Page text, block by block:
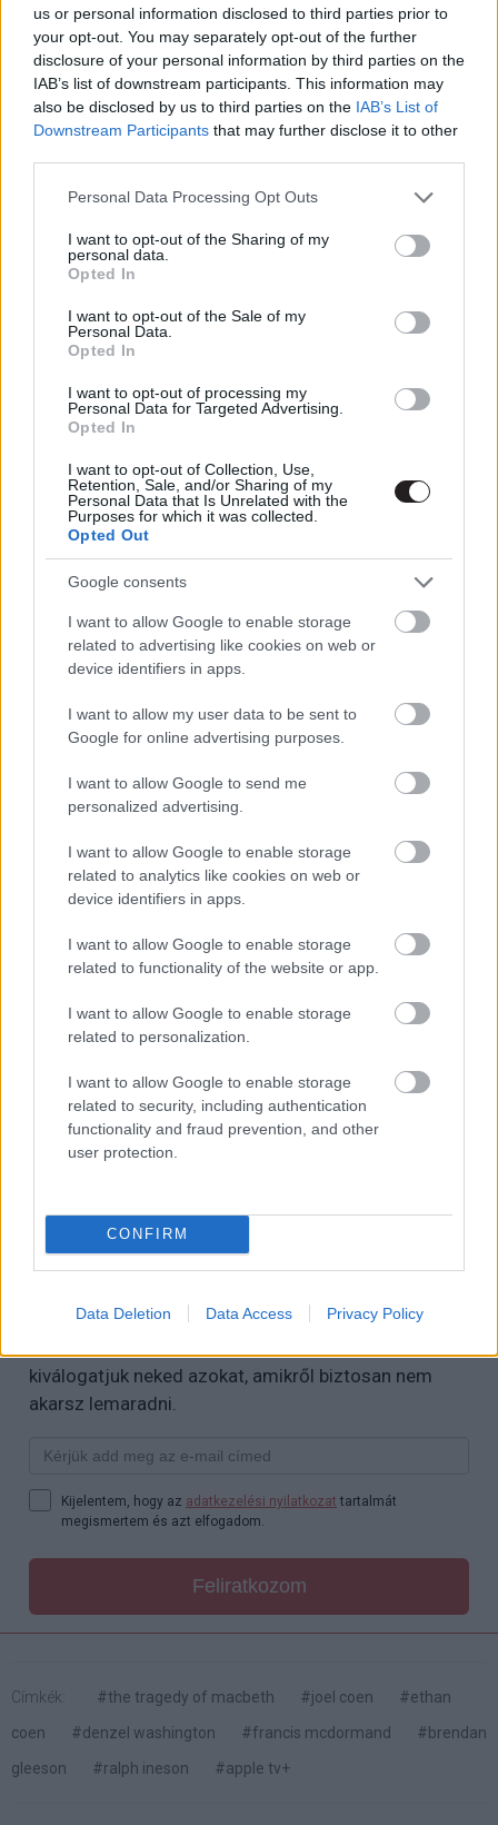
us or personal information disclosed to third parties prior to
your opt-out. You may separately opt-out of the further
disclosure of your personal information by third parties on the
IAB’s list of downstream participants. This information may
also be disclosed by us to third parties on the IAB’s List of
Downstream Participants that may further disclose it to other
Please note that this website/app uses one or more Google
not limited to your visit or usage behaviour. You may click to
grant or deny consent to Google and its third-party tags to
use your data for below specified purposes in below Google
consent section.
Personal Data Processing Opt Outs
I want to opt-out of the Sharing of my
personal data.
Opted In
I want to opt-out of the Sale of my
Personal Data.
Opted In
I want to opt-out of processing my
Personal Data for Targeted Advertising.
Opted In
I want to opt-out of Collection, Use,
Retention, Sale, and/or Sharing of my
Personal Data that Is Unrelated with the
Purposes for which it was collected.
Opted Out
Google consents
I want to allow Google to enable storage
related to advertising like cookies on web or
device identifiers in apps.
I want to allow my user data to be sent to
Google for online advertising purposes.
I want to allow Google to send me
personalized advertising.
I want to allow Google to enable storage
related to analytics like cookies on web or
device identifiers in apps.
I want to allow Google to enable storage
related to functionality of the website or app.
I want to allow Google to enable storage
related to personalization.
I want to allow Google to enable storage
related to security, including authentication
functionality and fraud prevention, and other
user protection.
CONFIRM
Data Deletion Data Access Privacy Policy
Ha a Coen-tesók egy új filmet készítenek, az egészen
biztosan eseményszámba megy. A 2018-asBuster
Scruggs balladájaóta nem jelentkeztek új alkotással, és
az elmúlt hetek/hónapok hírei alapján könnyen lehet,
hogy már nem is fognak. Hiszen a tesók egyik tagja,
Ethan jelenleg már nem akar a filmezéssel foglalkozni,
átadta a stafétabotot teljes egészében Joelnak. Aki
megjelent legújabb filmjének, a Macbeth tragédiájának
The Tragedy of Macbeth
Macbeth tragédiája
forgatókönyvét Joel Coen az
eredeti William Shakespeare dráma alapján írta meg,
hasonlóan mint anno 2000-ben az
az utad?kapcsán is Homérosz esetében. Nem tudni,
hogy mennyire dolgozta át az eredeti királydrámát az
egyketted tesósarj, a szűk egyperces ízelítő alapján
viszont elmondható, hogy a film a dráma történelmi
korszakát, hangulatát és stílusát megtartani látszik. A
Denzel Washington
Lady Macbeth-et (azaz a feleségét) pedig Joel Coen
hitvese,Frances McDormand
Gleeson, Harry Melling, Ralph Ineson, Corey Hawkins és
bátran számíthatunk majd cameókra is.
Macbeth tragédiája az Apple TV+-on debütál majd
jövő január 14-én (limitáltan a mozikban pedig december
25-én kerül). Ti mit gondoltok, a
Ezt láttad már?
Rengeteg hír, cikk és kritika vár ezen kívül is a
kiválogatjuk neked azokat, amikről biztosan nem
akarsz lemaradni.
Kijelentem, hogy az adatkezelési nyilatkozat tartalmát
megismertem és azt elfogadom.
Feliratkozom
Címkék: #the tragedy of macbeth #joel coen
#ethan
coen
#denzel washington #francis mcdormand
#brendan
gleeson
#ralph ineson #apple tv+